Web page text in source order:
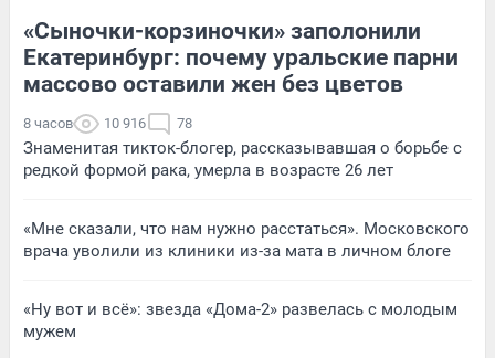
«Сыночки-корзиночки» заполонили
Екатеринбург: почему уральские парни
массово оставили жен без цветов
8 часов 10 916 78
Знаменитая тикток-блогер, рассказывавшая о борьбе с
редкой формой рака, умерла в возрасте 26 лет
«Мне сказали, что нам нужно расстаться». Московского
врача уволили из клиники из-за мата в личном блоге
«Ну вот и всё»: звезда «Дома-2» развелась с молодым
мужем